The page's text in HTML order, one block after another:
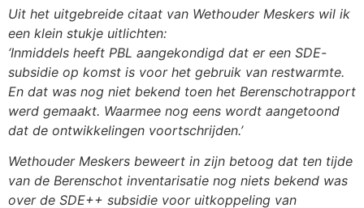
Uit het uitgebreide citaat van Wethouder Meskers wil ik
een klein stukje uitlichten:
‘Inmiddels heeft PBL aangekondigd dat er een SDE-
subsidie op komst is voor het gebruik van restwarmte.
En dat was nog niet bekend toen het Berenschotrapport
werd gemaakt. Waarmee nog eens wordt aangetoond
dat de ontwikkelingen voortschrijden.’
Wethouder Meskers beweert in zijn betoog dat ten tijde
van de Berenschot inventarisatie nog niets bekend was
over de SDE++ subsidie voor uitkoppeling van